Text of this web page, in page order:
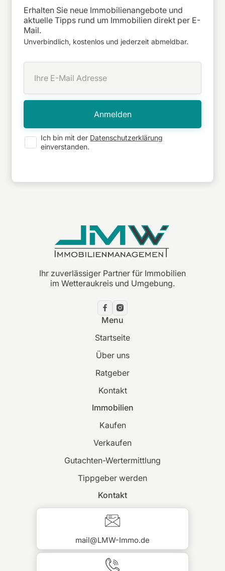
Erhalten Sie neue Immobilienangebote und
aktuelle Tipps rund um Immobilien direkt per E-
Mail.
Unverbindlich, kostenlos und jederzeit abmeldbar.
Ich bin mit der Datenschutzerklärung
einverstanden.
Ihr zuverlässiger Partner für Immobilien
im Wetteraukreis und Umgebung.
Menu
Startseite
Über uns
Ratgeber
Kontakt
Immobilien
Kaufen
Verkaufen
Gutachten-Wertermittlung
Tippgeber werden
Kontakt
mail@LMW-Immo.de